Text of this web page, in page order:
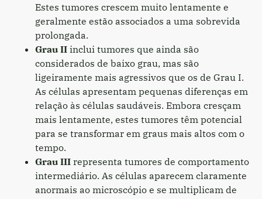
Estes tumores crescem muito lentamente e
geralmente estão associados a uma sobrevida
prolongada.
Grau II inclui tumores que ainda são
considerados de baixo grau, mas são
ligeiramente mais agressivos que os de Grau I.
As células apresentam pequenas diferenças em
relação às células saudáveis. Embora cresçam
mais lentamente, estes tumores têm potencial
para se transformar em graus mais altos com o
tempo.
Grau III representa tumores de comportamento
intermediário. As células aparecem claramente
anormais ao microscópio e se multiplicam de